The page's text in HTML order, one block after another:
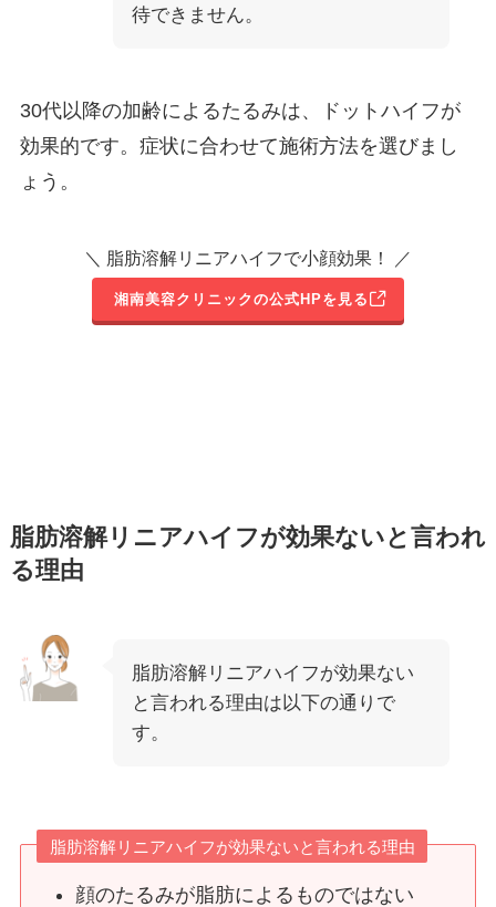
待できません。
30代以降の加齢によるたるみは、ドットハイフが
効果的です。症状に合わせて施術方法を選びまし
ょう。
＼ 脂肪溶解リニアハイフで小顔効果！ ／
湘南美容クリニックの公式HPを見る
脂肪溶解リニアハイフが効果ないと言われ
る理由
脂肪溶解リニアハイフが効果ない
と言われる理由は以下の通りで
す。
脂肪溶解リニアハイフが効果ないと言われる理由
顔のたるみが脂肪によるものではない